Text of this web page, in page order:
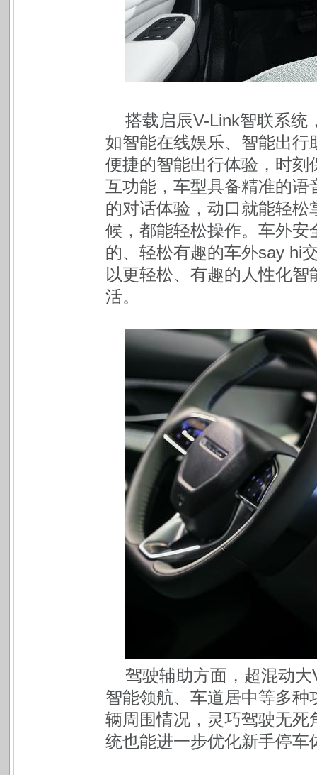
搭载启辰V-Link智联系统
如智能在线娱乐、智能出
便捷的智能出行体验，时
互功能，车型具备精准的
的对话体验，动口就能轻
候，都能轻松操作。车外
的、轻松有趣的车外say hi
以更轻松、有趣的人性化
活。
驾驶辅助方面，超混动
智能领航、车道居中等多种
辆周围情况，灵巧驾驶无
统也能进一步优化新手停